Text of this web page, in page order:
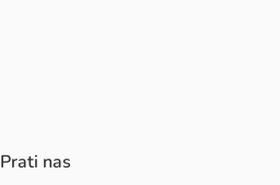
Prati nas